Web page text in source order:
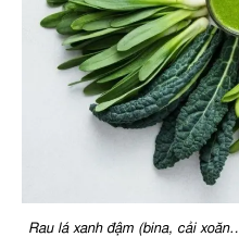
Rau lá xanh đậm (bina, cải